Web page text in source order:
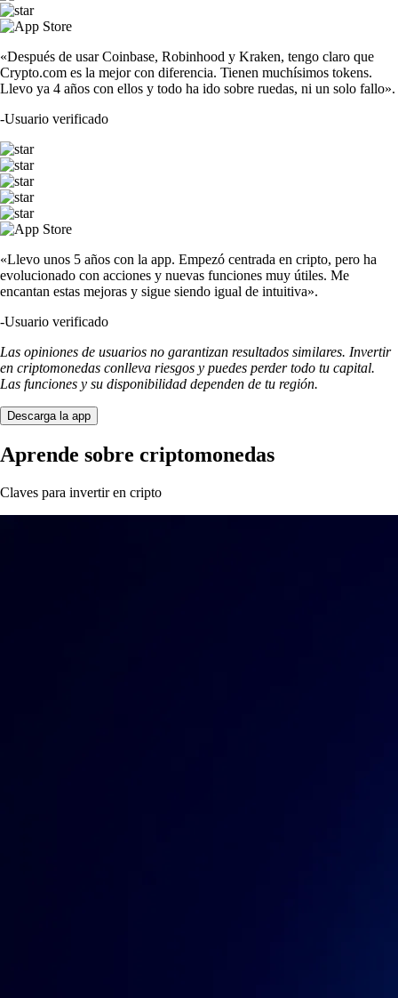
«Después de usar Coinbase, Robinhood y Kraken, tengo claro que
Crypto.com es la mejor con diferencia. Tienen muchísimos tokens.
Llevo ya 4 años con ellos y todo ha ido sobre ruedas, ni un solo fallo».
-Usuario verificado
«Llevo unos 5 años con la app. Empezó centrada en cripto, pero ha
evolucionado con acciones y nuevas funciones muy útiles. Me
encantan estas mejoras y sigue siendo igual de intuitiva».
-Usuario verificado
Las opiniones de usuarios no garantizan resultados similares. Invertir
en criptomonedas conlleva riesgos y puedes perder todo tu capital.
Las funciones y su disponibilidad dependen de tu región.
Descarga la app
Aprende sobre criptomonedas
Claves para invertir en cripto